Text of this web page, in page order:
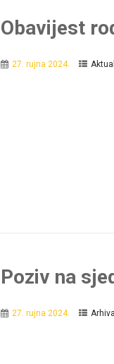
Obavijest
27. rujna 2024.
Poziv na
27. rujna 2024.